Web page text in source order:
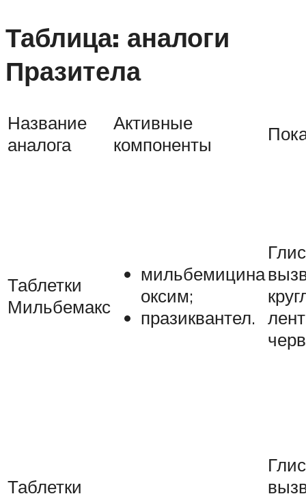
Таблица: аналоги
Празитела
Название
аналога
Активные
компоненты
Таблетки
Мильбемакс
мильбемицина
оксим;
празиквантел.
Таблетки